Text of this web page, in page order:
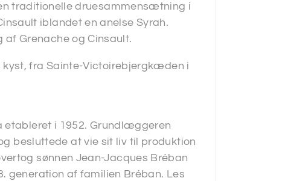
traditionelle druesammensætning i
iblandet en anelse Syrah.
Grenache og Cinsault.
kyst, fra Sainte-Victoirebjergkæden i
etableret i 1952. Grundlæggeren
besluttede at vie sit liv til produktion
sønnen Jean-Jacques Bréban
generation af familien Bréban. Les